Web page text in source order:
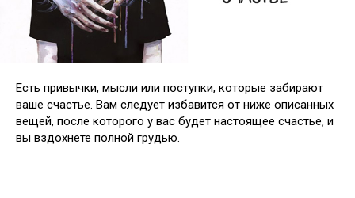
Есть привычки, мысли или поступки, которые забирают
ваше счастье. Вам следует избавится от ниже описанных
вещей, после которого у вас будет настоящее счастье, и
вы вздохнете полной грудью.